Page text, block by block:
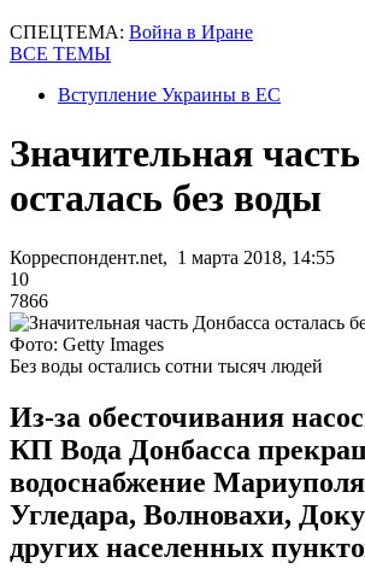
СПЕЦТЕМА: Война в Иране
ВСЕ ТЕМЫ
Вступление Украины в ЕС
Значительная
осталась без воды
Корреспондент.net, 1 марта 2018, 14:55
10
7866
Фото: Getty Images
Без воды остались сотни тысяч людей
Из-за обесточивания
КП Вода Донбасса
водоснабжение
Угледара, Волновахи,
других населенных